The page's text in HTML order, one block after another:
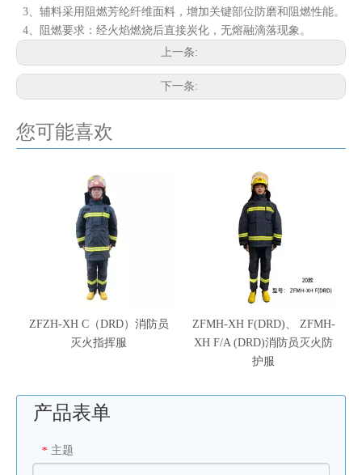
3、辅料采用阻燃芳纶纤维面料，增加关键部位防磨和阻燃性能。
4、阻燃要求：经火焰燃烧后直接炭化，无熔融滴落现象。
上一条:
下一条:
您可能喜欢
ZFZH-XH C（DRD）消防员
灭火指挥服
ZFMH-XH F(DRD)、 ZFMH-
XH F/A (DRD)消防员灭火防
护服
产品表单
* 主题